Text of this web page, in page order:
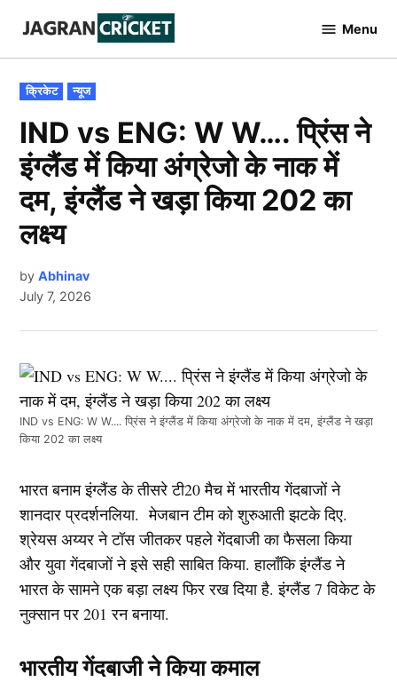
content
Cricket
Menu
POSTED
IN
क्रिकेट न्यूज
IND vs ENG: W W…. प्रिंस ने
इंग्लैंड में किया अंग्रेजो के नाक में
दम, इंग्लैंड ने खड़ा किया 202 का
लक्ष्य
by Abhinav
July 7, 2026
IND vs ENG: W W.... प्रिंस ने इंग्लैंड में किया अंग्रेजो के नाक में दम, इंग्लैंड ने खड़ा
किया 202 का लक्ष्य
भारत बनाम इंग्लैंड के तीसरे टी20 मैच में भारतीय गेंदबाजों ने
शानदार प्रदर्शनलिया. मेजबान टीम को शुरुआती झटके दिए.
श्रेयस अय्यर ने टॉस जीतकर पहले गेंदबाजी का फैसला किया
और युवा गेंदबाजों ने इसे सही साबित किया. हालाँकि इंग्लैंड ने
भारत के सामने एक बड़ा लक्ष्य फिर रख दिया है. इंग्लैंड 7 विकेट के
नुक्सान पर 201 रन बनाया.
भारतीय गेंदबाजी ने किया कमाल